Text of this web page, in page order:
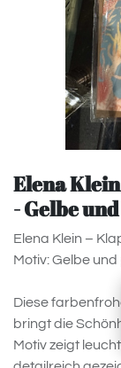
Elena
- Gelbe
Elena Klein –
Motiv: Gelbe
Diese
bringt die
Motiv zeigt